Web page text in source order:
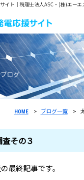
イト ｜税理士法人ASC・(株)エーエ
ログ
HOME ブログ一覧
その３
最終記事です。